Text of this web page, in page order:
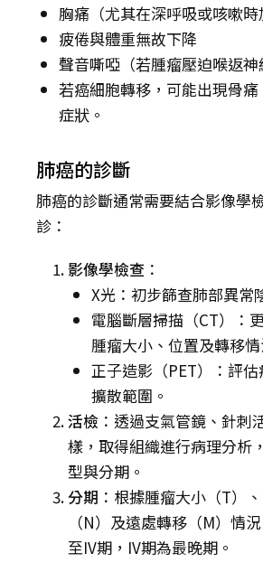
胸痛（尤其在深呼吸或咳嗽時
疲倦與體重無故下降
聲音嘶啞（若腫瘤壓迫喉返神
若癌細胞轉移，可能出現骨
症狀。
肺癌的診斷
肺癌的診斷通常需要結合影像學
診：
影像學檢查 ：
X光：初步篩查肺部異常
電腦斷層掃描（CT）：
腫瘤大小、位置及轉移情
正子造影（PET）：評
擴散範圍。
活檢 ：透過支氣管鏡、針刺
樣，取得組織進行病理分析
型與分期。
分期 ：根據腫瘤大小（T）
（N）及遠處轉移（M）情
至IV期，IV期為最晚期。